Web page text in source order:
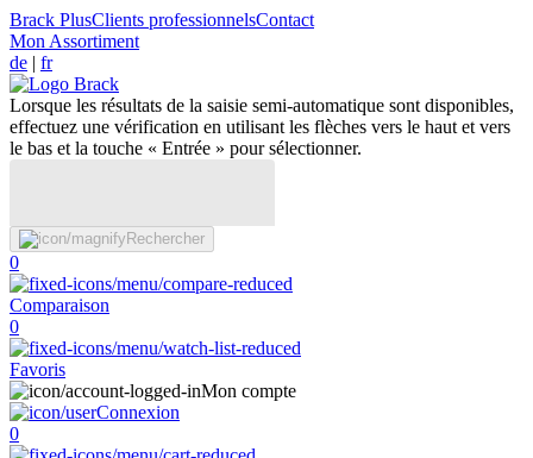
Brack PlusClients professionnelsContact
Mon Assortiment
de | fr
Lorsque les résultats de la saisie semi-automatique sont disponibles,
effectuez une vérification en utilisant les flèches vers le haut et vers
le bas et la touche « Entrée » pour sélectionner.
Rechercher
0
Comparaison
0
Favoris
Mon compte
Connexion
0